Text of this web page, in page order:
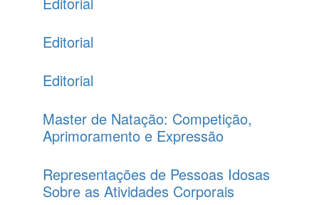
Editorial
Editorial
Master de Natação: Competição,
Aprimoramento e Expressão
Representações de Pessoas Idosas
Sobre as Atividades Corporais